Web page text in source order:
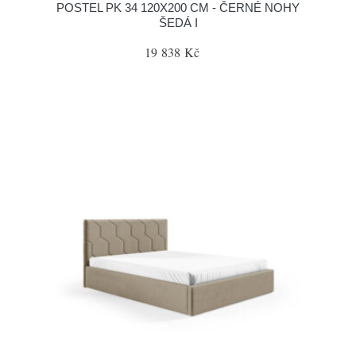
POSTEL PK 34 120X200 CM - ČERNÉ NOHY
ŠEDÁ I
19 838 Kč